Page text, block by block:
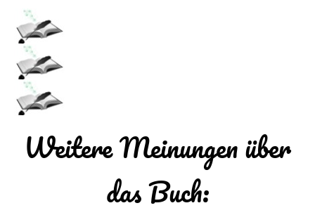
Weitere Meinungen über
das Buch: